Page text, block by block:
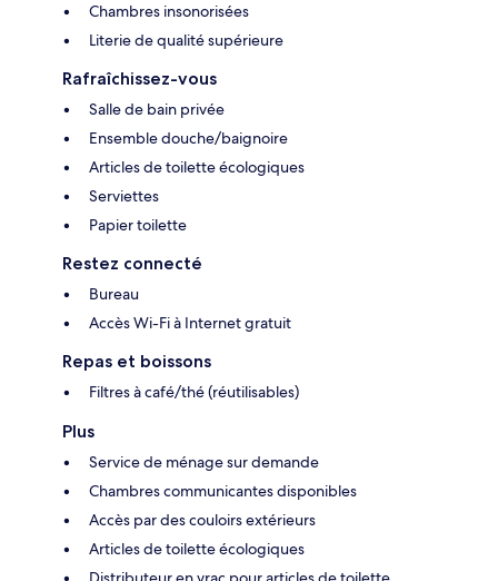
Chambres insonorisées
Literie de qualité supérieure
Rafraîchissez-vous
Salle de bain privée
Ensemble douche/baignoire
Articles de toilette écologiques
Serviettes
Papier toilette
Restez connecté
Bureau
Accès Wi-Fi à Internet gratuit
Repas et boissons
Filtres à café/thé (réutilisables)
Plus
Service de ménage sur demande
Chambres communicantes disponibles
Accès par des couloirs extérieurs
Articles de toilette écologiques